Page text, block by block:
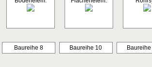
Baureihe 8 Baureihe 10 Baureihe